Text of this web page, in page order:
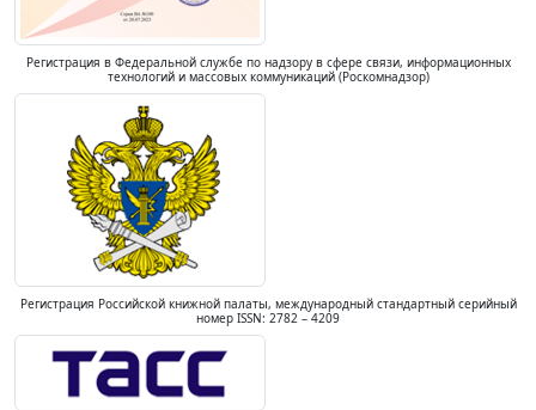
Регистрация в Федеральной службе по надзору в сфере связи, информационных
технологий и массовых коммуникаций (Роскомнадзор)
Регистрация Российской книжной палаты, международный стандартный серийный
номер ISSN: 2782 – 4209